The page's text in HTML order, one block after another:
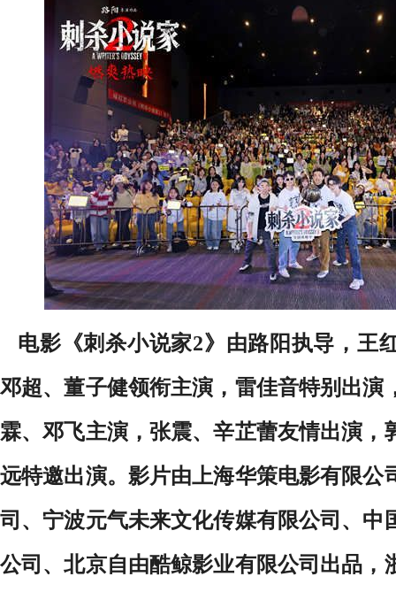
电影《刺杀小说家2》由路阳执导，王
邓超、董子健领衔主演，雷佳音特别出演
霖、邓飞主演，张震、辛芷蕾友情出演，
远特邀出演。影片由上海华策电影有限公
司、宁波元气未来文化传媒有限公司、中
公司、北京自由酷鲸影业有限公司出品，